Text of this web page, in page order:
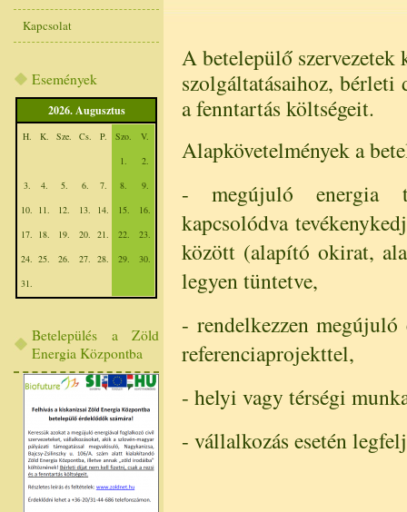
Kapcsolat
Események
2026. Augusztus
H. K. Sze. Cs. P. Szo.
V.
1.
2.
3.
4. 5. 6. 7. 8.
9.
10. 11. 12. 13. 14. 15.
16.
17. 18. 19. 20. 21. 22.
23.
24. 25. 26. 27. 28. 29.
30.
31.
Betelepülés a Zöld
Energia Központba
A betelepülő szervezetek
szolgáltatásaihoz,
a fenntartás költségeit.
Alapkövetelmények a
- megújuló energia
kapcsolódva
között (alapító okirat,
legyen tüntetve,
- rendelkezzen
referenciaprojekttel,
- helyi vagy térségi
- vállalkozás esetén